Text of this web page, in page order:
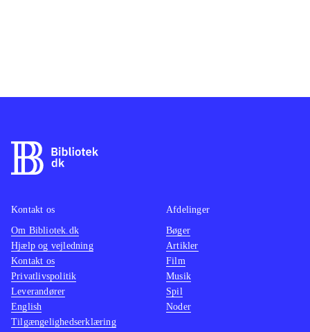
Kontakt os
Om Bibliotek.dk
Hjælp og vejledning
Kontakt os
Privatlivspolitik
Leverandører
English
Tilgængelighedserklæring
Afdelinger
Bøger
Artikler
Film
Musik
Spil
Noder